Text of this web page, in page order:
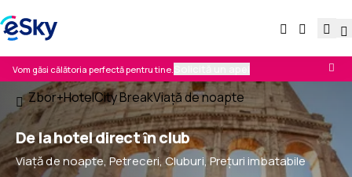
Vom găsi călătoria perfectă pentru tine.
Zbor+HotelCity BreakViață de noapte
De la hotel direct ȋn club
Viață de noapte, Petreceri, Cluburi, Prețuri imbatabile